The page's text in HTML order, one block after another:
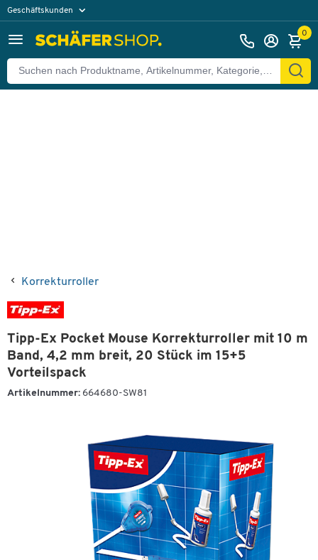
Geschäftskunden
0
Korrekturroller
Tipp-Ex Pocket Mouse Korrekturroller mit 10 m
Band, 4,2 mm breit, 20 Stück im 15+5
Vorteilspack
Artikelnummer: 664680-SW81
Zurück